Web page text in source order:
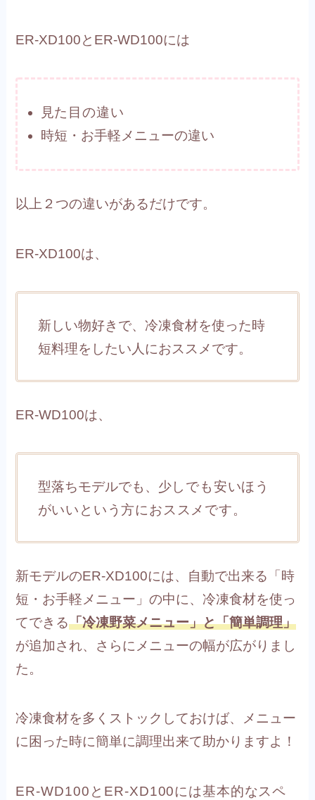
ER-XD100とER-WD100には
見た目の違い
時短・お手軽メニューの違い
以上２つの違いがあるだけです。
ER-XD100は、
新しい物好きで、冷凍食材を使った時
短料理をしたい人におススメです。
ER-WD100は、
型落ちモデルでも、 少しでも安いほう
がいいという方におススメです。
新モデルのER-XD100には、自動で出来る「時
短・お手軽メニュー」の中に、冷凍食材を使っ
てできる「冷凍野菜メニュー」と「簡単調理」
が追加され、さらにメニューの幅が広がりまし
た。
冷凍食材を多くストックしておけば、メニュー
に困った時に簡単に調理出来て助かりますよ！
ER-WD100とER-XD100には基本的なスペ